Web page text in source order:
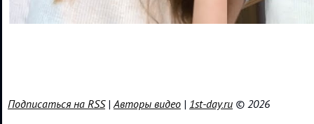
Подписаться на RSS|Авторы видео | 1st-day.ru © 2026